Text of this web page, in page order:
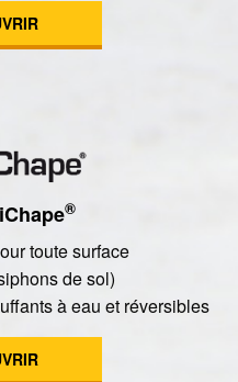
®
toute surface
de sol)
à eau et réversibles